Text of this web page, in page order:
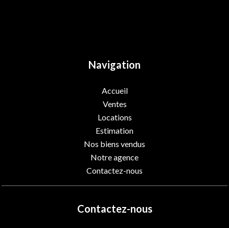
Navigation
Accueil
Ventes
Locations
Estimation
Nos biens vendus
Notre agence
Contactez-nous
Contactez-nous